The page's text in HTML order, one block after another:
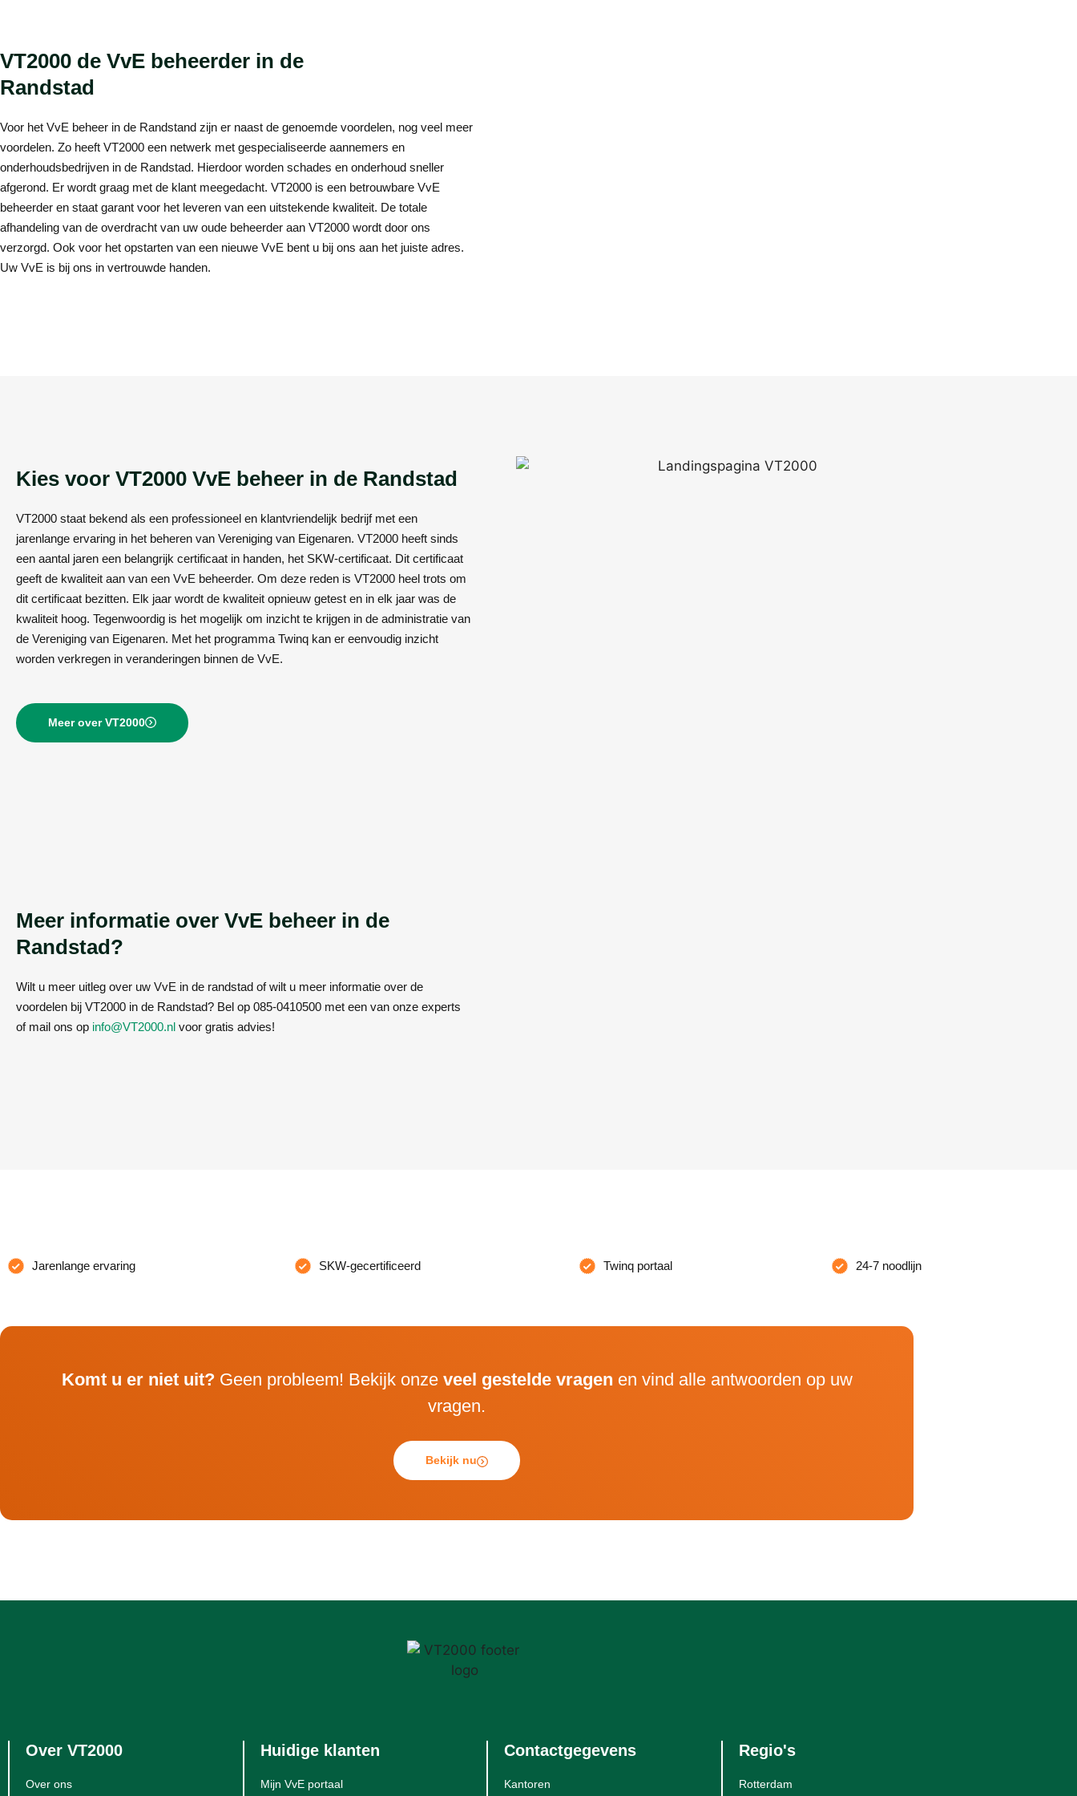
VT2000 de VvE beheerder in de
Randstad
Voor het VvE beheer in de Randstand zijn er naast de genoemde voordelen, nog veel meer
voordelen. Zo heeft VT2000 een netwerk met gespecialiseerde aannemers en
onderhoudsbedrijven in de Randstad. Hierdoor worden schades en onderhoud sneller
afgerond. Er wordt graag met de klant meegedacht. VT2000 is een betrouwbare VvE
beheerder en staat garant voor het leveren van een uitstekende kwaliteit. De totale
afhandeling van de overdracht van uw oude beheerder aan VT2000 wordt door ons
verzorgd. Ook voor het opstarten van een nieuwe VvE bent u bij ons aan het juiste adres.
Uw VvE is bij ons in vertrouwde handen.
Kies voor VT2000 VvE beheer in de Randstad
VT2000 staat bekend als een professioneel en klantvriendelijk bedrijf met een
jarenlange ervaring in het beheren van Vereniging van Eigenaren. VT2000 heeft sinds
een aantal jaren een belangrijk certificaat in handen, het SKW-certificaat. Dit certificaat
geeft de kwaliteit aan van een VvE beheerder. Om deze reden is VT2000 heel trots om
dit certificaat bezitten. Elk jaar wordt de kwaliteit opnieuw getest en in elk jaar was de
kwaliteit hoog. Tegenwoordig is het mogelijk om inzicht te krijgen in de administratie van
de Vereniging van Eigenaren. Met het programma Twinq kan er eenvoudig inzicht
worden verkregen in veranderingen binnen de VvE.
Meer over VT2000
Meer informatie over VvE beheer in de
Randstad?
Wilt u meer uitleg over uw VvE in de randstad of wilt u meer informatie over de
voordelen bij VT2000 in de Randstad? Bel op 085-0410500 met een van onze experts
of mail ons op info@VT2000.nl voor gratis advies!
Jarenlange ervaring SKW-gecertificeerd Twinq portaal 24-7 noodlijn
Komt u er niet uit?Geen probleem! Bekijk onze veel gestelde vragen en vind alle antwoorden op uw
vragen.
Bekijk nu
Over VT2000
Over ons
Huidige klanten
Mijn VvE portaal
Contactgegevens
Kantoren
Regio's
Rotterdam